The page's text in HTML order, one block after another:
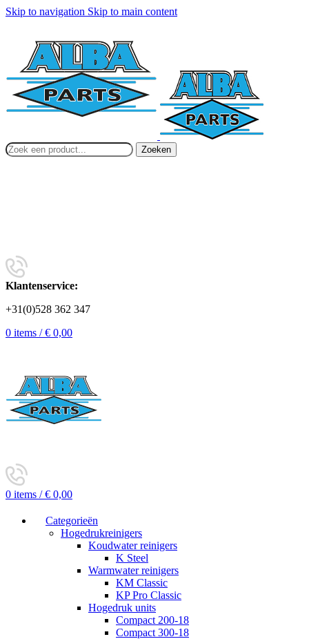
Skip to navigation Skip to main content
Zoeken
Klantenservice:
+31(0)528 362 347
0 items / € 0,00
0 items / € 0,00
Categorieën
Hogedrukreinigers
Koudwater reinigers
K Steel
Warmwater reinigers
KM Classic
KP Pro Classic
Hogedruk units
Compact 200-18
Compact 300-18